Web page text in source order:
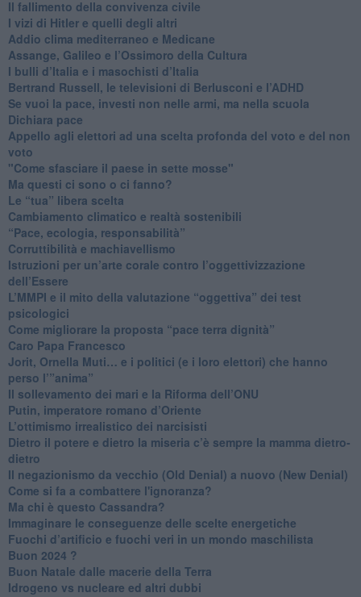
​Il fallimento della convivenza civile
​I vizi di Hitler e quelli degli altri
Addio clima mediterraneo e Medicane
​Assange, Galileo e l’Ossimoro della Cultura
​I bulli d’Italia e i masochisti d’Italia
​Bertrand Russell, le televisioni di Berlusconi e l’ADHD
​Se vuoi la pace, investi non nelle armi, ma nella scuola
​Dichiara pace
​Appello agli elettori ad una scelta profonda del voto e del non
voto
"Come sfasciare il paese in sette mosse"
​Ma questi ci sono o ci fanno?
​Le “tua” libera scelta
Cambiamento climatico e realtà sostenibili
“Pace, ecologia, responsabilità”
​Corruttibilità e machiavellismo
Istruzioni per un’arte corale contro l’oggettivizzazione
dell’Essere
​L’MMPI e il mito della valutazione “oggettiva” dei test
psicologici
Come migliorare la proposta “pace terra dignità”
Caro Papa Francesco
​Jorit, Ornella Muti… e i politici (e i loro elettori) che hanno
perso l’”anima”
​Il sollevamento dei mari e la Riforma dell’ONU
Putin, imperatore romano d’Oriente
​L’ottimismo irrealistico dei narcisisti
​Dietro il potere e dietro la miseria c’è sempre la mamma dietro-
dietro
Il negazionismo da vecchio (Old Denial) a nuovo (New Denial)
Come si fa a combattere l'ignoranza?
Ma chi è questo Cassandra?
Immaginare le conseguenze delle scelte energetiche
​Fuochi d’artificio e fuochi veri in un mondo maschilista
Buon 2024 ?
​Buon Natale dalle macerie della Terra
​Idrogeno vs nucleare ed altri dubbi